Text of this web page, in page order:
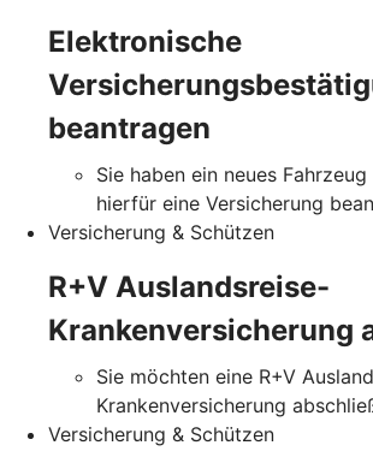
Elektronische
beantragen
Sie haben ein neues
hierfür eine Versicherung
Versicherung & Schützen
R+V Auslandsreise-
Krankenversicherung
Sie möchten eine R+V
Krankenversicherung
Versicherung & Schützen